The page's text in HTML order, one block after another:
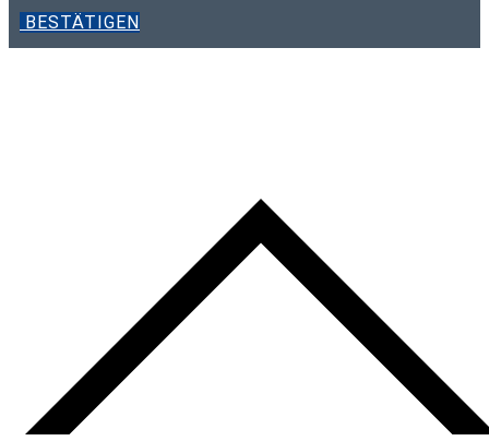
BESTÄTIGEN